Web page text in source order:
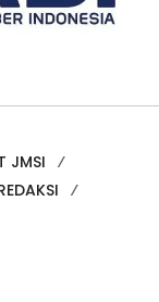
JMSI